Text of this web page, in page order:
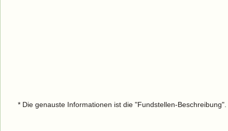
* Die genauste Informationen ist die "Fundstellen-